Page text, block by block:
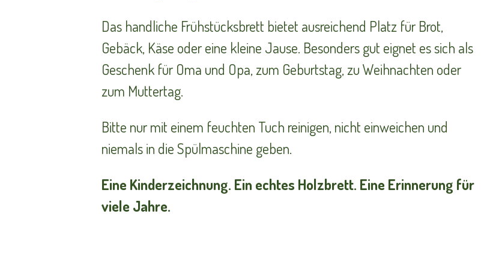
Das handliche Frühstücksbrett bietet ausreichend Platz für Brot,
Gebäck, Käse oder eine kleine Jause. Besonders gut eignet es sich als
Geschenk für Oma und Opa, zum Geburtstag, zu Weihnachten oder
zum Muttertag.
Bitte nur mit einem feuchten Tuch reinigen, nicht einweichen und
niemals in die Spülmaschine geben.
Eine Kinderzeichnung. Ein echtes Holzbrett. Eine Erinnerung für
viele Jahre.